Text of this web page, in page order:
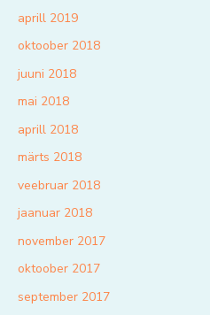
aprill 2019
oktoober 2018
juuni 2018
mai 2018
aprill 2018
märts 2018
veebruar 2018
jaanuar 2018
november 2017
oktoober 2017
september 2017